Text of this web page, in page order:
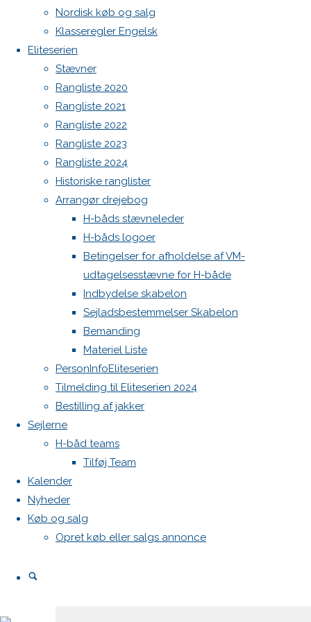
Nordisk køb og salg
Klasseregler Engelsk
Eliteserien
Stævner
Rangliste 2020
Rangliste 2021
Rangliste 2022
Rangliste 2023
Rangliste 2024
Historiske ranglister
Arrangør drejebog
H-båds stævneleder
H-båds logoer
Betingelser for afholdelse af VM-
udtagelsesstævne for H-både
Indbydelse skabelon
Sejladsbestemmelser Skabelon
Bemanding
Materiel Liste
PersonInfoEliteserien
Tilmelding til Eliteserien 2024
Bestilling af jakker
Sejlerne
H-båd teams
Tilføj Team
Kalender
Nyheder
Køb og salg
Opret køb eller salgs annonce
H-
båden
Previous
image
Next
image
Skriv
et
svar
Din e-
mailadresse
vil ikke
blive
publiceret.
Krævede
felter er
markeret
med
Comment
WordPress.org
Back
to
Top